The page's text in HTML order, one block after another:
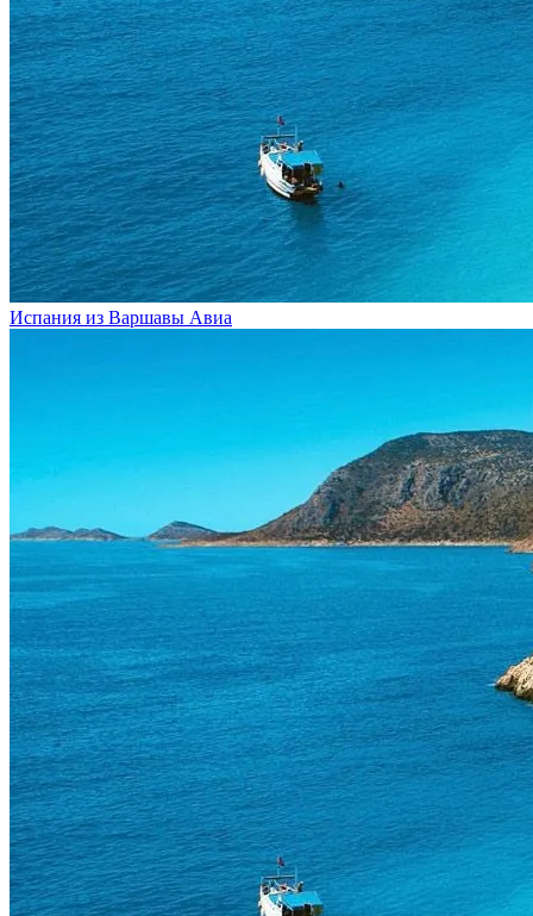
Испания из Варшавы Авиа